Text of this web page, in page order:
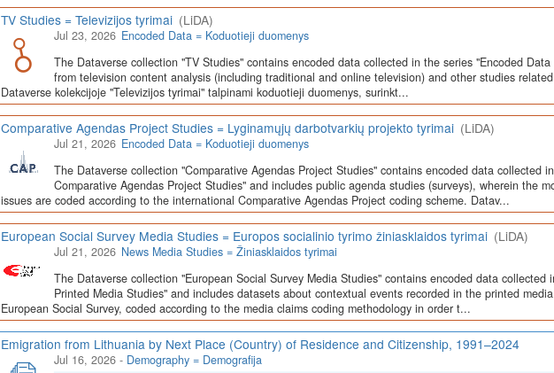
TV Studies = Televizijos tyrimai (LiDA)
Jul 23, 2026 Encoded Data = Koduotieji duomenys
The Dataverse collection "TV Studies" contains encoded data collected in the series "Encoded
from television content analysis (including traditional and online television) and other studies
Dataverse kolekcijoje "Televizijos tyrimai" talpinami koduotieji duomenys, surinkt...
Comparative Agendas Project Studies = Lyginamųjų darbotvarkių projekto tyrimai (LiDA)
Jul 21, 2026 Encoded Data = Koduotieji duomenys
The Dataverse collection "Comparative Agendas Project Studies" contains encoded data collected
Comparative Agendas Project Studies" and includes public agenda studies (surveys), wherein the
issues are coded according to the international Comparative Agendas Project coding scheme. Datav...
European Social Survey Media Studies = Europos socialinio tyrimo žiniasklaidos tyrimai (LiDA)
Jul 21, 2026 News Media Studies = Žiniasklaidos tyrimai
The Dataverse collection "European Social Survey Media Studies" contains encoded data collected
Printed Media Studies" and includes datasets about contextual events recorded in the printed
European Social Survey, coded according to the media claims coding methodology in order t...
Emigration from Lithuania by Next Place (Country) of Residence and Citizenship, 1991–2024
Jul 16, 2026 - Demography = Demografija